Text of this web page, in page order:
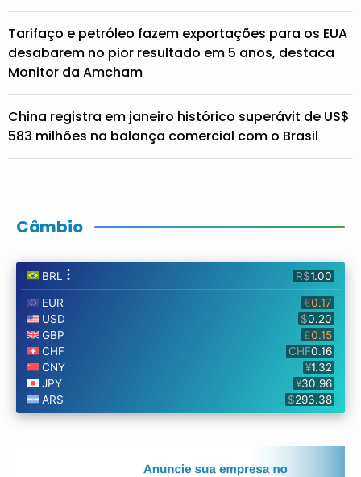
Tarifaço e petróleo fazem exportações para os EUA
desabarem no pior resultado em 5 anos, destaca
Monitor da Amcham
China registra em janeiro histórico superávit de US$
583 milhões na balança comercial com o Brasil
Câmbio